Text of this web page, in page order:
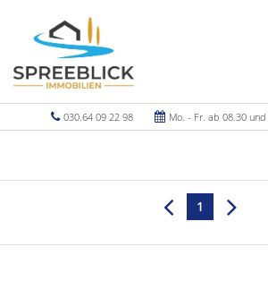
030.64 09 22 98 Mo. - Fr. ab 08.30
1